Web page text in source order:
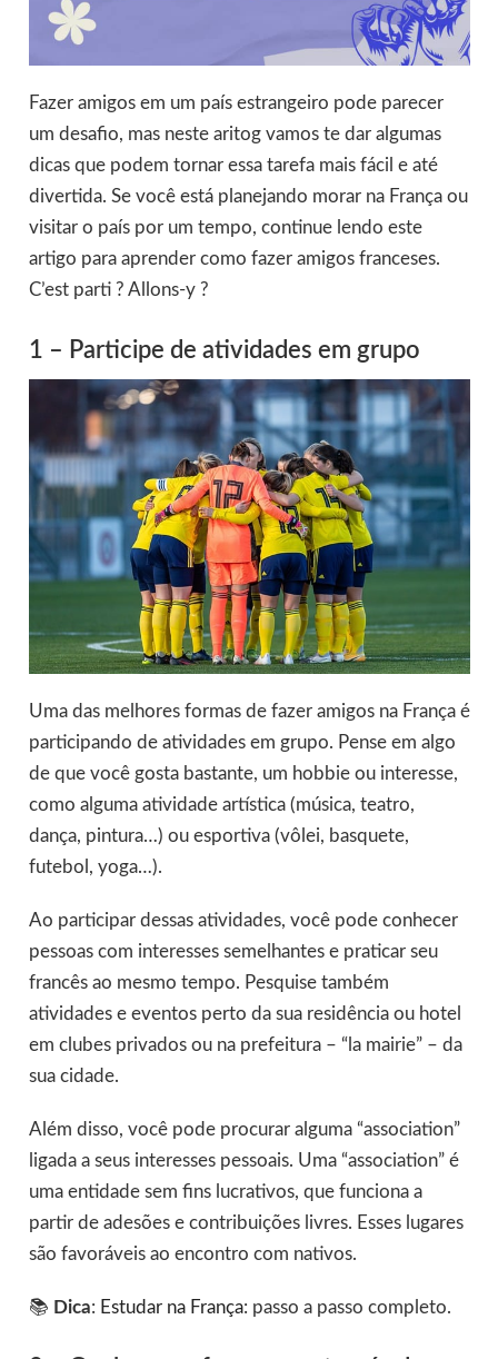
Fazer amigos em um país estrangeiro pode parecer
um desafio, mas neste aritog vamos te dar algumas
dicas que podem tornar essa tarefa mais fácil e até
divertida. Se você está planejando morar na França ou
visitar o país por um tempo, continue lendo este
artigo para aprender como fazer amigos franceses.
C’est parti ? Allons-y ?
1 – Participe de atividades em grupo
Uma das melhores formas de fazer amigos na França é
participando de atividades em grupo. Pense em algo
de que você gosta bastante, um hobbie ou interesse,
como alguma atividade artística (música, teatro,
dança, pintura…) ou esportiva (vôlei, basquete,
futebol, yoga…).
Ao participar dessas atividades, você pode conhecer
pessoas com interesses semelhantes e praticar seu
francês ao mesmo tempo. Pesquise também
atividades e eventos perto da sua residência ou hotel
em clubes privados ou na prefeitura – “la mairie” – da
sua cidade.
Além disso, você pode procurar alguma “association”
ligada a seus interesses pessoais. Uma “association” é
uma entidade sem fins lucrativos, que funciona a
partir de adesões e contribuições livres. Esses lugares
são favoráveis ao encontro com nativos.
📚 Dica: Estudar na França: passo a passo completo.